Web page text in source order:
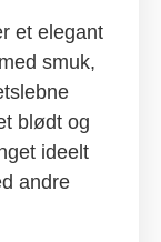
et elegant
smuk,
blødt og
ideelt
andre